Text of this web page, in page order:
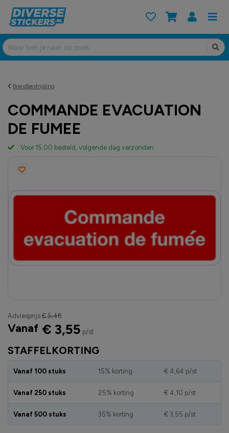
Brandbestrijding
COMMANDE EVACUATION
DE FUMEE
STAFFELKORTING
Vanaf 100 stuks 15% korting € 4,64 p/st
Vanaf 250 stuks 25% korting € 4,10 p/st
Vanaf 500 stuks 35% korting € 3,55 p/st
Adviesprijs € 5,46
Vanaf € 3,55 p/st
Voor 15:00 besteld, volgende dag verzonden